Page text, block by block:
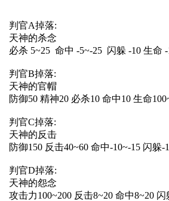
判官A掉落:
天神的杀念
必杀 5~25 命中 -5~-25 闪躲 -10 生命 -
判官B掉落:
天神的官帽
防御50 精神20 必杀10 命中10 生命
判官C掉落:
天神的反击
防御150 反击40~60 命中-10~-15 闪躲-
判官D掉落:
天神的怨念
攻击力100~200 反击8~20 命中8~20